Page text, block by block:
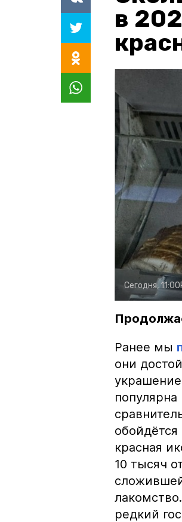
в
Сегодня, 11:00
Ранее мы
они
красная
10 тысяч
редкий